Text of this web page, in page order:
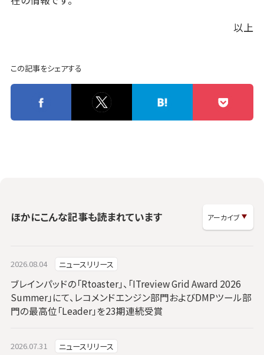
以上
この記事をシェアする
ほかにこんな記事も読まれています
2026.08.04 ニュースリリース
ブレインパッドの「Rtoaster」、「ITreview Grid Award 2026
Summer」にて、レコメンドエンジン部門およびDMPツール部
門の最高位「Leader」を23期連続受賞
2026.07.31 ニュースリリース